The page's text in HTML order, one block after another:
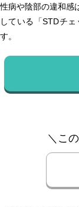
性病や陰部の違和感
している「STDチ
す。
＼こ